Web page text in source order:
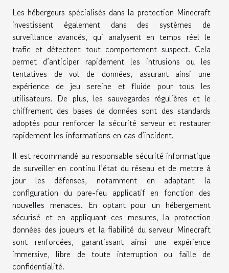
Les hébergeurs spécialisés dans la protection Minecraft
investissent également dans des systèmes de
surveillance avancés, qui analysent en temps réel le
trafic et détectent tout comportement suspect. Cela
permet d’anticiper rapidement les intrusions ou les
tentatives de vol de données, assurant ainsi une
expérience de jeu sereine et fluide pour tous les
utilisateurs. De plus, les sauvegardes régulières et le
chiffrement des bases de données sont des standards
adoptés pour renforcer la sécurité serveur et restaurer
rapidement les informations en cas d’incident.
Il est recommandé au responsable sécurité informatique
de surveiller en continu l’état du réseau et de mettre à
jour les défenses, notamment en adaptant la
configuration du pare-feu applicatif en fonction des
nouvelles menaces. En optant pour un hébergement
sécurisé et en appliquant ces mesures, la protection
données des joueurs et la fiabilité du serveur Minecraft
sont renforcées, garantissant ainsi une expérience
immersive, libre de toute interruption ou faille de
confidentialité.